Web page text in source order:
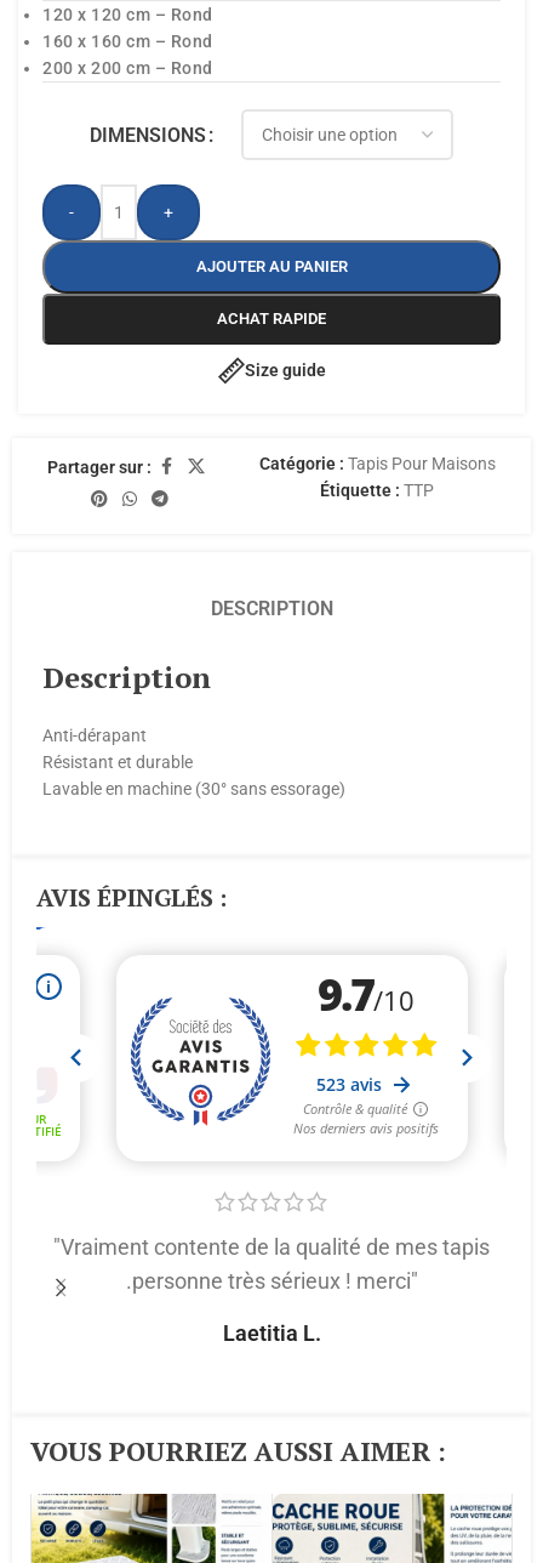
120 x 120 cm – Rond
160 x 160 cm – Rond
200 x 200 cm – Rond
DIMENSIONS
- +
AJOUTER AU PANIER
ACHAT RAPIDE
Size guide
Partager sur : Catégorie : Tapis Pour Maisons
Étiquette : TTP
DESCRIPTION
Description
Anti-dérapant
Résistant et durable
Lavable en machine (30° sans essorage)
AVIS ÉPINGLÉS :
"Vraiment contente de la qualité de mes tapis
.personne très sérieux ! merci"
Laetitia L.
VOUS POURRIEZ AUSSI AIMER :​